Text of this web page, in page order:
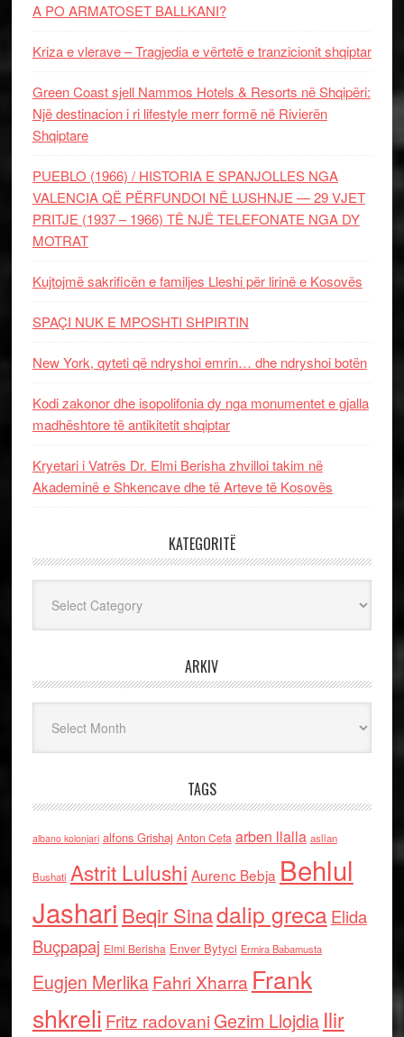
A PO ARMATOSET BALLKANI?
Kriza e vlerave – Tragjedia e vërtetë e tranzicionit shqiptar
Green Coast sjell Nammos Hotels & Resorts në Shqipëri:
Një destinacion i ri lifestyle merr formë në Rivierën
Shqiptare
PUEBLO (1966) / HISTORIA E SPANJOLLES NGA
VALENCIA QË PËRFUNDOI NË LUSHNJE — 29 VJET
PRITJE (1937 – 1966) TË NJË TELEFONATE NGA DY
MOTRAT
Kujtojmë sakrificën e familjes Lleshi për lirinë e Kosovës
SPAÇI NUK E MPOSHTI SHPIRTIN
New York, qyteti që ndryshoi emrin… dhe ndryshoi botën
Kodi zakonor dhe isopolifonia dy nga monumentet e gjalla
madhështore të antikitetit shqiptar
Kryetari i Vatrës Dr. Elmi Berisha zhvilloi takim në
Akademinë e Shkencave dhe të Arteve të Kosovës
KATEGORITË
ARKIV
TAGS
albano kolonjari alfons Grishaj Anton Cefa arben llalla asllan
Bushati Astrit Lulushi Aurenc Bebja Behlul
Jashari Beqir Sinadalip grecaElida
Buçpapaj Elmi Berisha Enver Bytyci Ermira Babamusta
Eugjen MerlikaFahri Xharra Frank
shkreli Fritz radovaniGezim Llojdia Ilir